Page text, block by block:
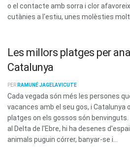
o el contacte amb sorra i clor
cutànies a l'estiu, unes molèsties molt
Les millors platges per
Catalunya
PER RAMUNÉ JAGELAVICUTE
Cada vegada són més les persones
vacances amb el seu gos, i Catalunya
platges on els gossos són benvinguts.
al Delta de l'Ebre, hi ha desenes
animals puguin córrer, banyar-se i...